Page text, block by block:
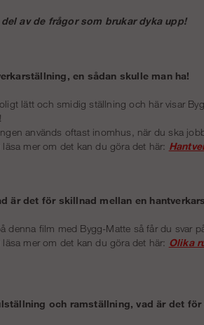
av de frågor som brukar dyka upp!
en sådan skulle man ha!
lätt och smidig ställning och här visar
används oftast inomhus, när du ska
läsa mer om det kan du göra det här:
är det för skillnad mellan en
denna film med Bygg-Matte så får du svar
läsa mer om det kan du göra det här: Olika
och ramställning, vad är det